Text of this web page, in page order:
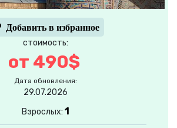
Добавить в избранное
стоимость:
от 490$
Дата обновления:
29.07.2026
Взрослых: 1